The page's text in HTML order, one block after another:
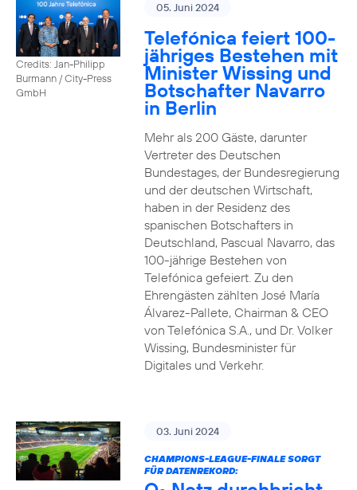
Credits: Jan-Philipp
Burmann / City-Press
GmbH
05. Juni 2024
Telefónica feiert 100-
jähriges Bestehen mit
Minister Wissing und
Botschafter Navarro
in Berlin
Mehr als 200 Gäste, darunter
Vertreter des Deutschen
Bundestages, der Bundesregierung
und der deutschen Wirtschaft,
haben in der Residenz des
spanischen Botschafters in
Deutschland, Pascual Navarro, das
100-jährige Bestehen von
Telefónica gefeiert. Zu den
Ehrengästen zählten José María
Álvarez-Pallete, Chairman & CEO
von Telefónica S.A., und Dr. Volker
Wissing, Bundesminister für
Digitales und Verkehr.
03. Juni 2024
CHAMPIONS-LEAGUE-FINALE SORGT
FÜR DATENREKORD: